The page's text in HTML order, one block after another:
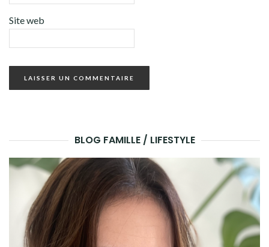
Site web
BLOG FAMILLE / LIFESTYLE